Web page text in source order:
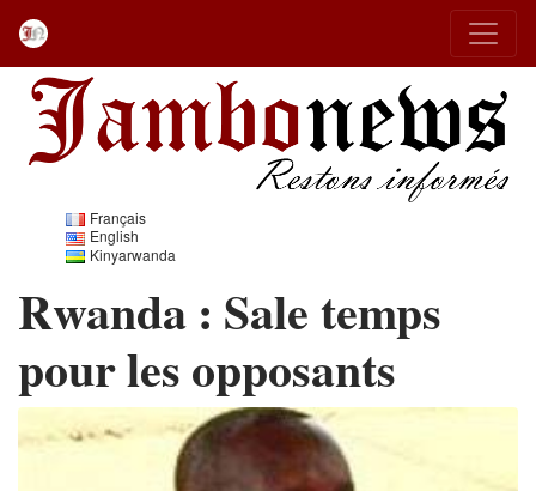
Français
English
Kinyarwanda
Rwanda : Sale temps
pour les opposants